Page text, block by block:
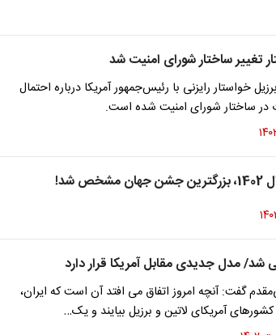
تغییر ساختار شورای امنیت شد
خواستار رایزنی با رئیس‌جمهور آمریکا درباره احتمال
در ساختار شورای امنیت شده است.
شد!
شد/ مدل جدیدی مقابل آمریکا قرار دارد
گفت: آنچه امروز اتفاق می افتد آن است که ایران،
آمریکای لاتین و برزیل بیایند و یک…